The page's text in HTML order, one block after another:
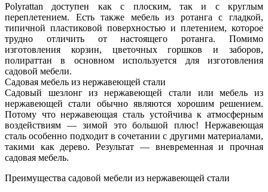
Polyrattan доступен как с плоским, так и с круглым
переплетением. Есть также мебель из ротанга с гладкой,
типичной пластиковой поверхностью и плетением, которое
трудно отличить от настоящего ротанга. Помимо
изготовления корзин, цветочных горшков и заборов,
полираттан в основном используется для изготовления
садовой мебели.
Садовая мебель из нержавеющей стали
Садовый шезлонг из нержавеющей стали или мебель из
нержавеющей стали обычно являются хорошим решением.
Потому что нержавеющая сталь устойчива к атмосферным
воздействиям — зимой это большой плюс! Нержавеющая
сталь особенно подходит в сочетании с другими материалами,
такими как дерево. Результат — вневременная и прочная
садовая мебель.
Преимущества садовой мебели из нержавеющей стали